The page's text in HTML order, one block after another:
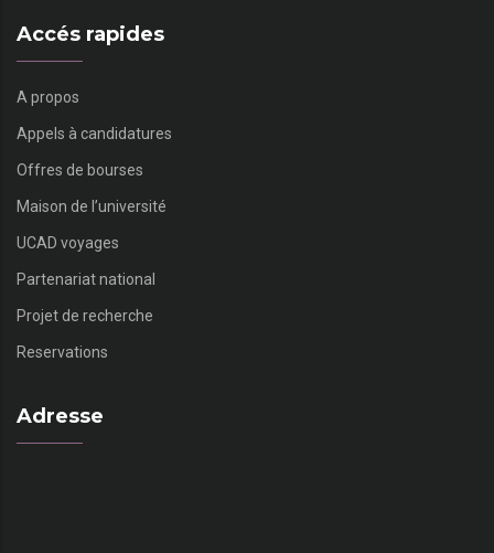
Accés rapides
A propos
Appels à candidatures
Offres de bourses
Maison de l’université
UCAD voyages
Partenariat national
Projet de recherche
Reservations
Adresse